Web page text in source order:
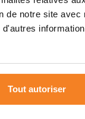
de notre site avec
Tout autoriser
la
coûteuses.